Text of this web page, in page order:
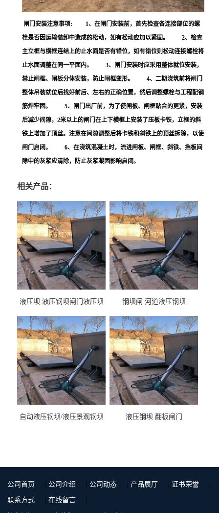
闸门安装注意事项: 1、在闸门安装前，首先检查各连接部位的螺
栓是否因运输装卸中造成的松动，如有松动应加以紧固。 2、检查
主立框与横框连结上的止水面是否有错位，如有错位则松动连接螺栓将
止水面调整在同一平面内。 3、闸门安装时应采用整体就位安装，
禁止闸框、闸板分体安装，防止闸框变形。 4、二期浇筑前将闸门
整体吊装就位后找好前后、左右的正确位置，然后调整螺栓与工程配钢
筋焊牢固。 5、闸门出厂前，为了使闸板、闸框贴合的更紧，安装
后减少间隙，2米以上的闸门在上下横框上安装了压板卡铁，立框的斜
铁上增加了顶丝。注意在间隙调整后将卡铁和斜铁上的顶丝拆除，以使
闸门启闭。 6、在浇筑混凝土时，流进闸板、闸框、斜铁、挡板间
隙中的灰浆应清除，防止灰浆凝固影响启闭。
相关产品：
液压坝 液压钢坝闸门液压坝
钢坝闸 河道液压钢坝
自动液压钢坝/液压景观钢坝 液压钢坝 翻板闸门
公司首页 公司介绍 公司动态 产品展厅 证书荣誉
联系方式 在线留言